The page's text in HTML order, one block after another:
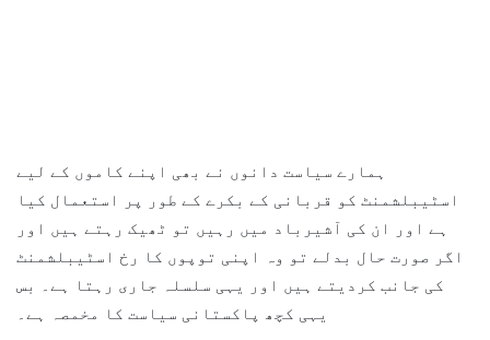
ہمارے سیاست دانوں نے بھی اپنے کاموں کے لیے
اسٹیبلشمنٹ کو قربانی کے بکرے کے طور پر استعمال کیا
ہے اور ان کی آشیرباد میں رہیں تو ٹھیک رہتے ہیں اور
اگر صورت حال بدلے تو وہ اپنی توپوں کا رخ اسٹیبلشمنٹ
کی جانب کردیتے ہیں اور یہی سلسلہ جاری رہتا ہے۔ بس
یہی کچھ پاکستانی سیاست کا مخمصہ ہے۔